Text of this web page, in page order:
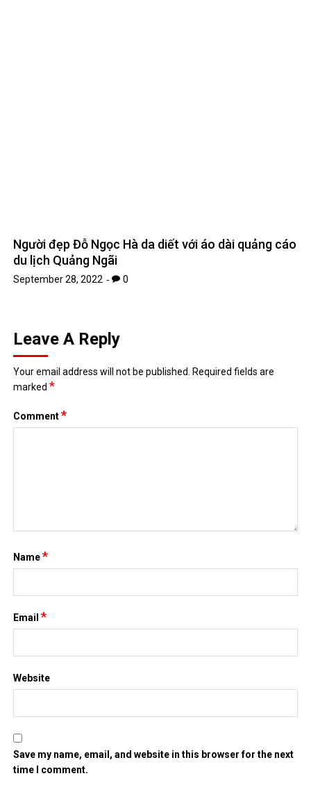
Người đẹp Đỗ Ngọc Hà da diết với áo dài quảng cáo
du lịch Quảng Ngãi
September 28, 2022 0
Leave A Reply
Your email address will not be published.
Required fields are
marked*
Comment*
Name*
Email*
Website
Save my name, email, and website in this browser for the next
time I comment.